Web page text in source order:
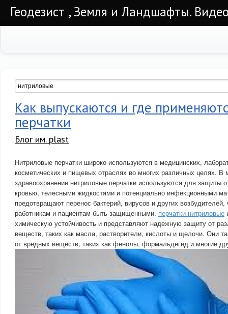
Геодезист , Земля и Ландшафты.
Как выпускаются и где
перчатки
Блог им. plast
Нитриловые перчатки широко используются в медицинских,
косметических и пищевых отраслях во многих различных целях. В
здравоохранении нитриловые перчатки используются для защиты
кровью, телесными жидкостями и потенциально инфекционными
предотвращают перенос бактерий, вирусов и других
работникам и пациентам быть защищенными. перчатки нитриловые
химическую устойчивость и представляют надежную защиту от
веществ, таких как масла, растворители, кислоты и щелочи. Они
от вредных веществ, таких как фенолы, формальдегид и многие